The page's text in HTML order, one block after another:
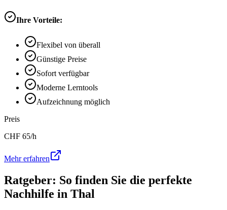
Ihre Vorteile:
Flexibel von überall
Günstige Preise
Sofort verfügbar
Moderne Lerntools
Aufzeichnung möglich
Preis
CHF 65/h
Mehr erfahren
Ratgeber: So finden Sie die perfekte
Nachhilfe in Thal